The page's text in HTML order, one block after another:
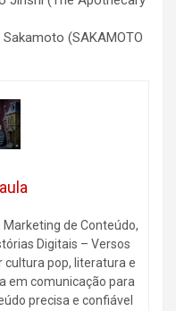
(SAKAMOTO
de Conteúdo,
Digitais – Versos
cultura pop, literatura e
em comunicação para
precisa e confiável